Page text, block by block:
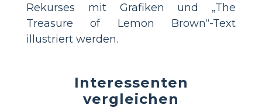
Rekurses mit Grafiken und „The
Treasure of Lemon Brown“-Text
illustriert werden.
Interessenten
vergleichen